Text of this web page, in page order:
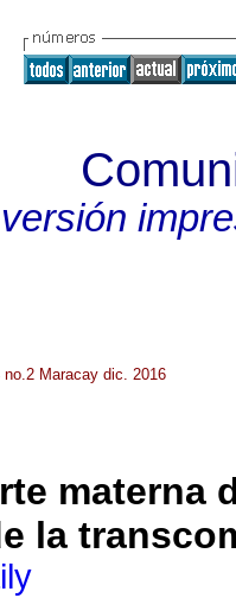
versión
Maracay dic. 2016
materna
la